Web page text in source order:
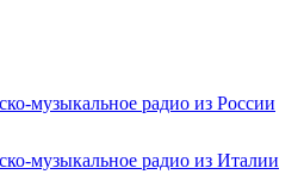
музыкальное радио из России
музыкальное радио из Италии